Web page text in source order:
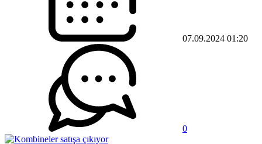
07.09.2024 01:20
0